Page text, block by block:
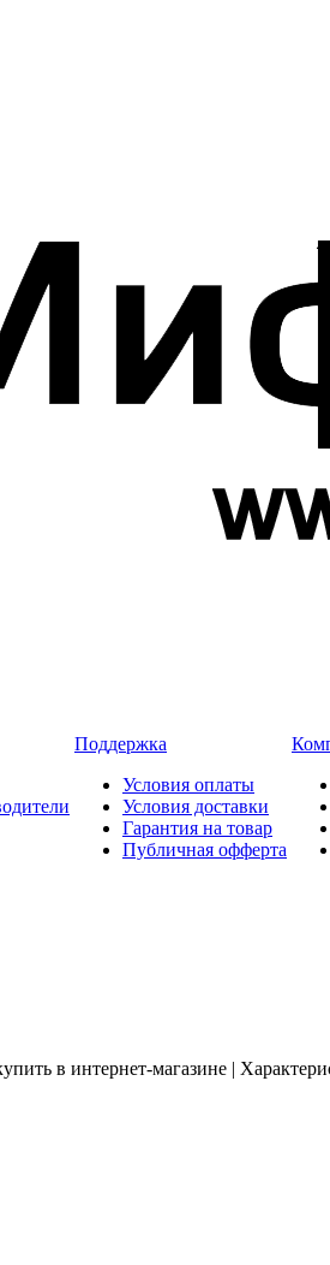
Поддержка
Условия оплаты
Условия доставки
Гарантия на товар
Публичная офферта
в интернет-магазине |